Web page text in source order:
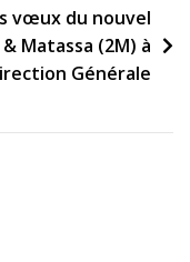
vœux du nouvel
Matassa (2M) à
Générale